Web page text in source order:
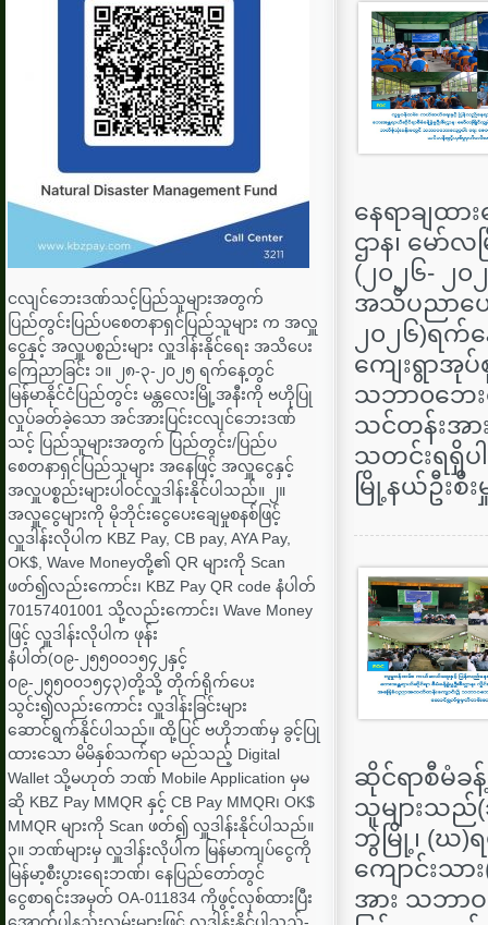
ငလျင်ဘေးဒဏ်သင့်ပြည်သူများအတွက်
ပြည်တွင်းပြည်ပစေတနာရှင်ပြည်သူများ က အလှူ
ငွေနှင့် အလှူပစ္စည်းများ လှူဒါန်းနိုင်ရေး အသိပေး
ကြေညာခြင်း ၁။ ၂၈-၃-၂၀၂၅ ရက်နေ့တွင်
မြန်မာနိုင်ငံပြည်တွင်း မန္တလေးမြို့အနီးကို ဗဟိုပြု
လှုပ်ခတ်ခဲ့သော အင်အားပြင်းငလျင်ဘေးဒဏ်
သင့် ပြည်သူများအတွက် ပြည်တွင်း/ပြည်ပ
စေတနာရှင်ပြည်သူများ အနေဖြင့် အလှူငွေနှင့်
အလှူပစ္စည်းများပါဝင်လှူဒါန်းနိုင်ပါသည်။ ၂။
အလှူငွေများကို မိုဘိုင်းငွေပေးချေမှုစနစ်ဖြင့်
လှူဒါန်းလိုပါက KBZ Pay, CB pay, AYA Pay,
OK$, Wave Moneyတို့၏ QR များကို Scan
ဖတ်၍လည်းကောင်း၊ KBZ Pay QR code နံပါတ်
70157401001 သို့လည်းကောင်း၊ Wave Money
ဖြင့် လှူဒါန်းလိုပါက ဖုန်း
နံပါတ်(၀၉-၂၅၅၀၀၁၅၄၂နှင့်
၀၉-၂၅၅၀၀၁၅၄၃)တို့သို့ တိုက်ရိုက်ပေး
သွင်း၍လည်းကောင်း လှူဒါန်းခြင်းများ
ဆောင်ရွက်နိုင်ပါသည်။ ထို့ပြင် ဗဟိုဘဏ်မှ ခွင့်ပြု
ထားသော မိမိနှစ်သက်ရာ မည်သည့် Digital
Wallet သို့မဟုတ် ဘဏ် Mobile Application မှမ
ဆို KBZ Pay MMQR နှင့် CB Pay MMQR၊ OK$
MMQR များကို Scan ဖတ်၍ လှူဒါန်းနိုင်ပါသည်။
၃။ ဘဏ်များမှ လှူဒါန်းလိုပါက မြန်မာကျပ်ငွေကို
မြန်မာ့စီးပွားရေးဘဏ်၊ နေပြည်တော်တွင်
ငွေစာရင်းအမှတ် OA-011834 ကိုဖွင့်လှစ်ထားပြီး
နေရာချထာ
ဌာန၊ မော်
(၂၀၂၆- ၂
အသိပညာပေ
၂၀၂၆)ရက်
ကျေးရွာအု
သဘာ၀ဘေး
သင်တန်းအာ
သတင်းရရှိပါ
မြို့နယ်ဦးစီး
ဆိုင်ရာစီမံခန့်
သူများသည်(
ဘွဲမြို့၊ (ဃ)
ကျောင်းသာ
အား သဘာ